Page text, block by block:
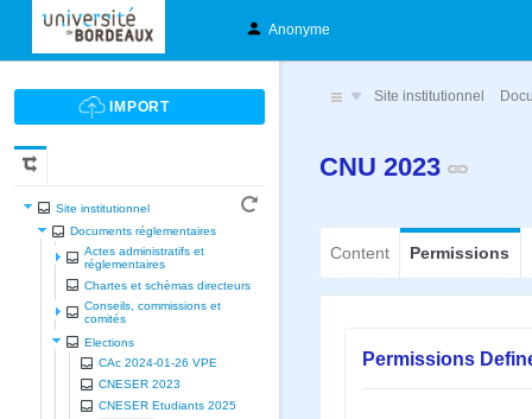
Anonyme
Site institutionnel
Documents réglementaires
Actes administratifs et
réglementaires
Chartes et schèmas directeurs
Conseils, commissions et
comités
Elections
CAc 2024-01-26 VPE
CNESER 2023
CNESER Etudiants 2025
Site institutionnel
CNU 2023
Content Permissions
Permissions